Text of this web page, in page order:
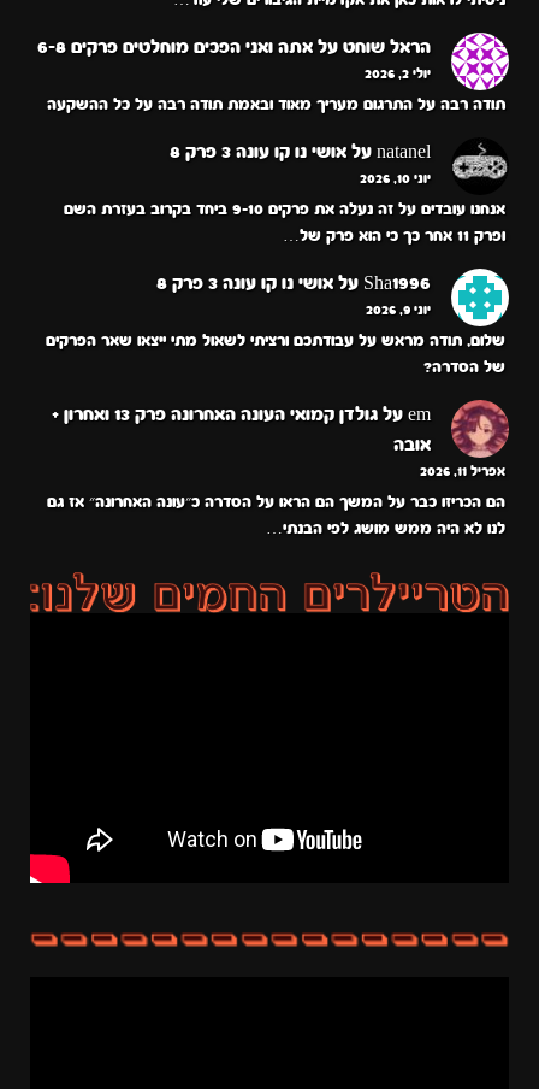
הראל שוחט על אתה ואני הפכים מוחלטים פרקים 6-8
יולי 2, 2026
תודה רבה על התרגום מעריך מאוד ובאמת תודה רבה על כל ההשקעה
natanel על אושי נו קו עונה 3 פרק 8
יוני 10, 2026
אנחנו עובדים על זה נעלה את פרקים 9-10 ביחד בקרוב בעזרת השם
ופרק 11 אחר כך כי הוא פרק של…
Sha1996 על אושי נו קו עונה 3 פרק 8
יוני 9, 2026
שלום, תודה מראש על עבודתכם ורציתי לשאול מתי ייצאו שאר הפרקים
של הסדרה?
em על
גולדן קמואי העונה האחרונה פרק 13 ואחרון +
אובה
אפריל 11, 2026
הם הכריזו כבר על המשך הם הראו על הסדרה כ״עונה האחרונה״ אז גם
לנו לא היה ממש מושג לפי הבנתי…